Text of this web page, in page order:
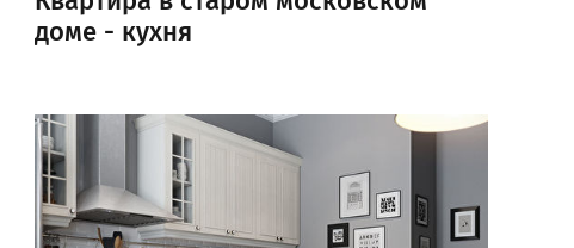
доме - кухня